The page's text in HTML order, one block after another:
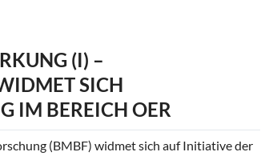
(I) –
SICH
IM BEREICH OER
(BMBF) widmet sich auf Initiative der